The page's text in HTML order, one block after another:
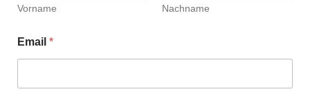
Vorname Nachname
Email *